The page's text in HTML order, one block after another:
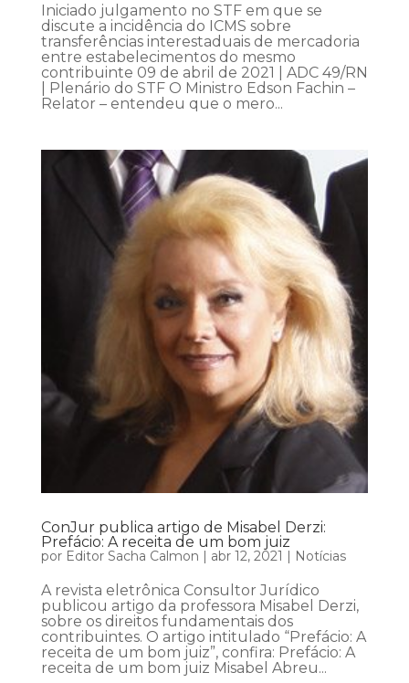
Iniciado julgamento no STF em que se
discute a incidência do ICMS sobre
transferências interestaduais de mercadoria
entre estabelecimentos do mesmo
contribuinte 09 de abril de 2021 | ADC 49/RN
| Plenário do STF O Ministro Edson Fachin –
Relator – entendeu que o mero...
ConJur publica artigo de Misabel Derzi:
Prefácio: A receita de um bom juiz
por Editor Sacha Calmon | abr 12, 2021 | Notícias
A revista eletrônica Consultor Jurídico
publicou artigo da professora Misabel Derzi,
sobre os direitos fundamentais dos
contribuintes. O artigo intitulado “Prefácio: A
receita de um bom juiz”, confira: Prefácio: A
receita de um bom juiz Misabel Abreu...